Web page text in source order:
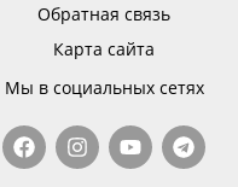
Обратная связь
Карта сайта
Мы в социальных сетях